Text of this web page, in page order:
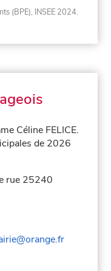
(BPE), INSEE 2024.
Céline FELICE.
de 2026
rue 25240